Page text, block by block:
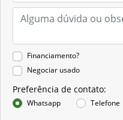
Financiamento?
Negociar usado
Preferência de contato:
Whatsapp Telefone